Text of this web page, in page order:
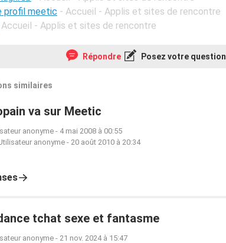
profil meetic - Accueil - Applis et sites de rencontre
- Applis et sites de rencontre
Répondre Posez votre question
similaires
va sur Meetic
anonyme - 4 mai 2008 à 00:55
anonyme - 20 août 2010 à 20:34
tchat sexe et fantasme
anonyme - 21 nov. 2024 à 15:47